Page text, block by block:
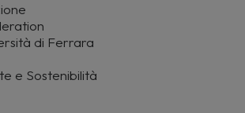
di Ferrara
e Sostenibilità